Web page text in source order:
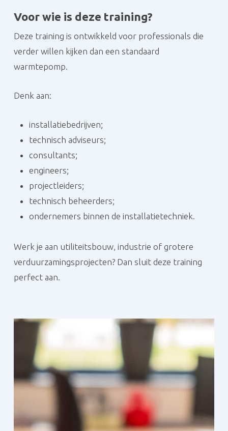
Voor wie is deze training?
Deze training is ontwikkeld voor professionals die
verder willen kijken dan een standaard
warmtepomp.
Denk aan:
installatiebedrijven;
technisch adviseurs;
consultants;
engineers;
projectleiders;
technisch beheerders;
ondernemers binnen de installatietechniek.
Werk je aan utiliteitsbouw, industrie of grotere
verduurzamingsprojecten? Dan sluit deze training
perfect aan.